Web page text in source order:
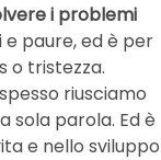
i problemi
paure, ed è per
o tristezza.
riusciamo
sola parola. Ed è
e nello sviluppo